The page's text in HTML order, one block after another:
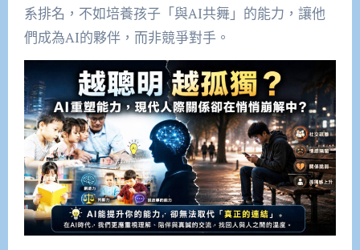
系排名，不如培養孩子「與AI共舞」的能力，讓他
們成為AI的夥伴，而非競爭對手。